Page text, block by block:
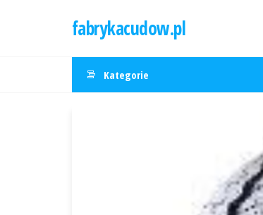
fabrykacudow.pl
Kategorie